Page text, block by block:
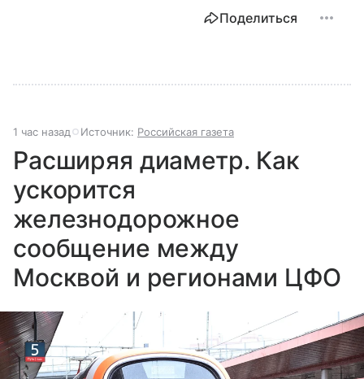
Поделиться
1 час назад Источник: Российская газета
Расширяя диаметр. Как
ускорится
железнодорожное
сообщение между
Москвой и регионами ЦФО